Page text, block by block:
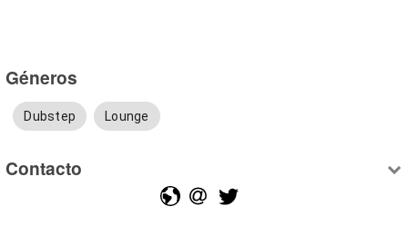
Géneros
Dubstep Lounge
Contacto